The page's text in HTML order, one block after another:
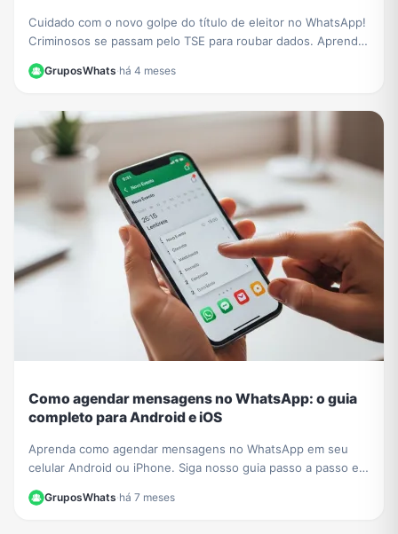
Cuidado com o novo golpe do título de eleitor no WhatsApp!
Criminosos se passam pelo TSE para roubar dados. Aprenda
GruposWhats·há 4 meses
Como agendar mensagens no WhatsApp: o guia
completo para Android e iOS
Aprenda como agendar mensagens no WhatsApp em seu
celular Android ou iPhone. Siga nosso guia passo a passo e
nunca mais se esqueça de um recado importante!
GruposWhats·há 7 meses